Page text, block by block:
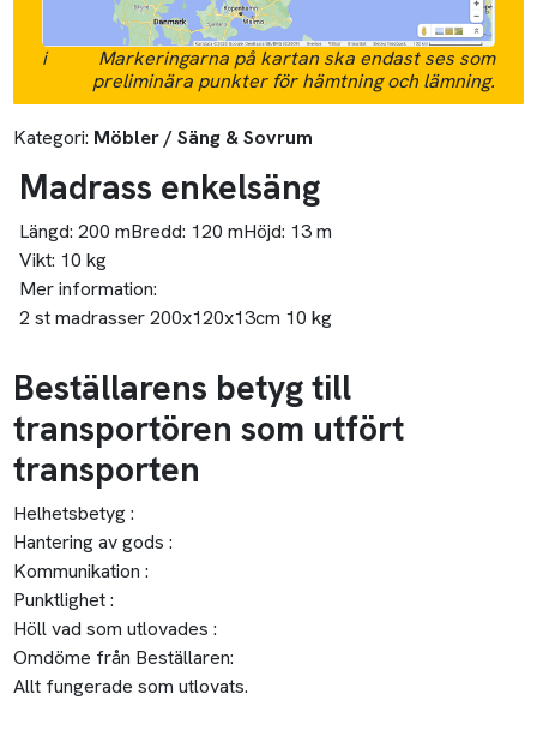
i
Markeringarna på kartan ska endast ses som
preliminära punkter för hämtning och lämning.
Kategori: Möbler / Säng & Sovrum
Madrass enkelsäng
Längd: 200 mBredd: 120 mHöjd: 13 m
Vikt: 10 kg
Mer information:
2 st madrasser 200x120x13cm 10 kg
Beställarens betyg till
transportören som utfört
transporten
Helhetsbetyg :
Hantering av gods :
Kommunikation :
Punktlighet :
Höll vad som utlovades :
Omdöme från Beställaren:
Allt fungerade som utlovats.